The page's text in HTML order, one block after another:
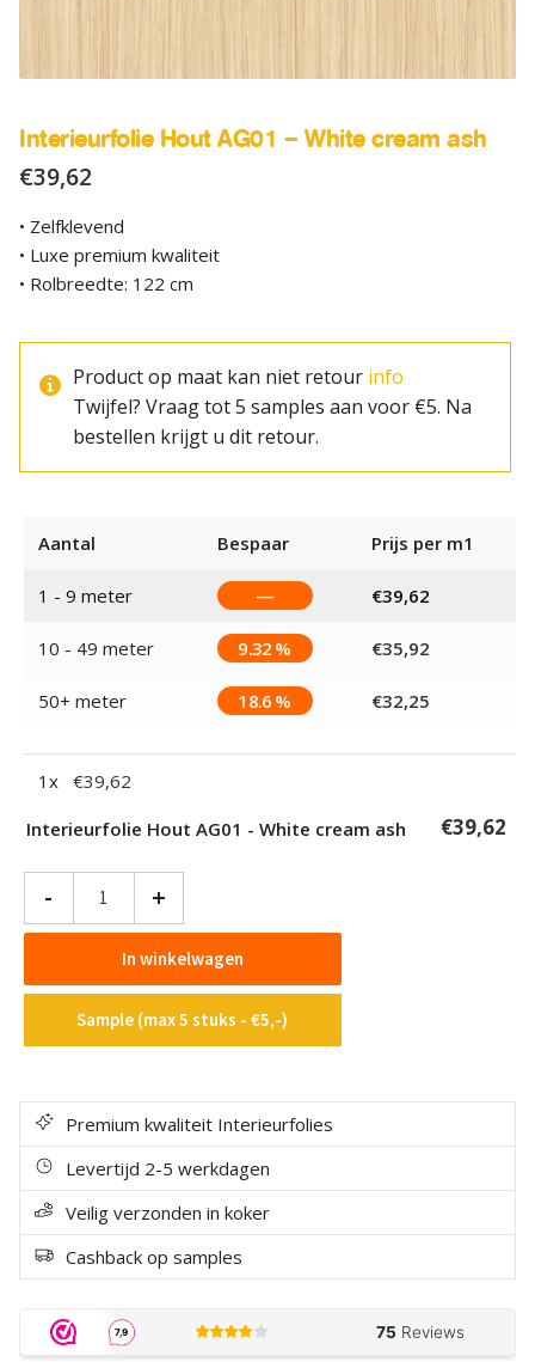
Interieurfolie Hout AG01 – White cream ash
€39,62
• Zelfklevend
• Luxe premium kwaliteit
• Rolbreedte: 122 cm
Product op maat kan niet retour info
Twijfel? Vraag tot 5 samples aan voor €5. Na
bestellen krijgt u dit retour.
Aantal Bespaar Prijs per m1
1 - 9 meter — €39,62
10 - 49 meter 9.32 % €35,92
50+ meter 18.6 % €32,25
1 x €39,62
Interieurfolie Hout AG01 - White cream ash
€39,62
-
AG01
White
+
In winkelwagen
Sample (max 5 stuks - €5,-)
Premium kwaliteit Interieurfolies
Levertijd 2-5 werkdagen
Veilig verzonden in koker
Cashback op samples